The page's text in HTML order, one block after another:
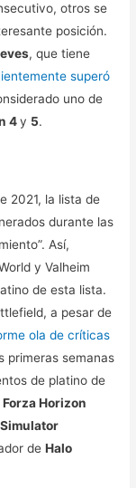
otros se
posición.
, que tiene
superó
uno de
4y 5.
2021, la lista de
durante las
Así,
y Valheim
de esta lista.
a pesar de
ola de críticas
primeras semanas
de platino de
Forza Horizon
deHalo